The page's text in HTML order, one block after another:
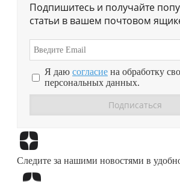
Подпишитесь и получайте
статьи в вашем почтовом
Я даю согласие на обработку
персональных данных.
Следите за нашими новостями в